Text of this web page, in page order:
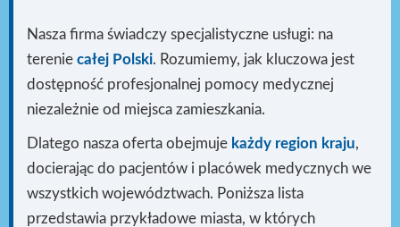
Nasza firma świadczy specjalistyczne usługi: na
terenie całej Polski. Rozumiemy, jak kluczowa jest
dostępność profesjonalnej pomocy medycznej
niezależnie od miejsca zamieszkania.
Dlatego nasza oferta obejmuje każdy region kraju,
docierając do pacjentów i placówek medycznych we
wszystkich województwach. Poniższa lista
przedstawia przykładowe miasta, w których